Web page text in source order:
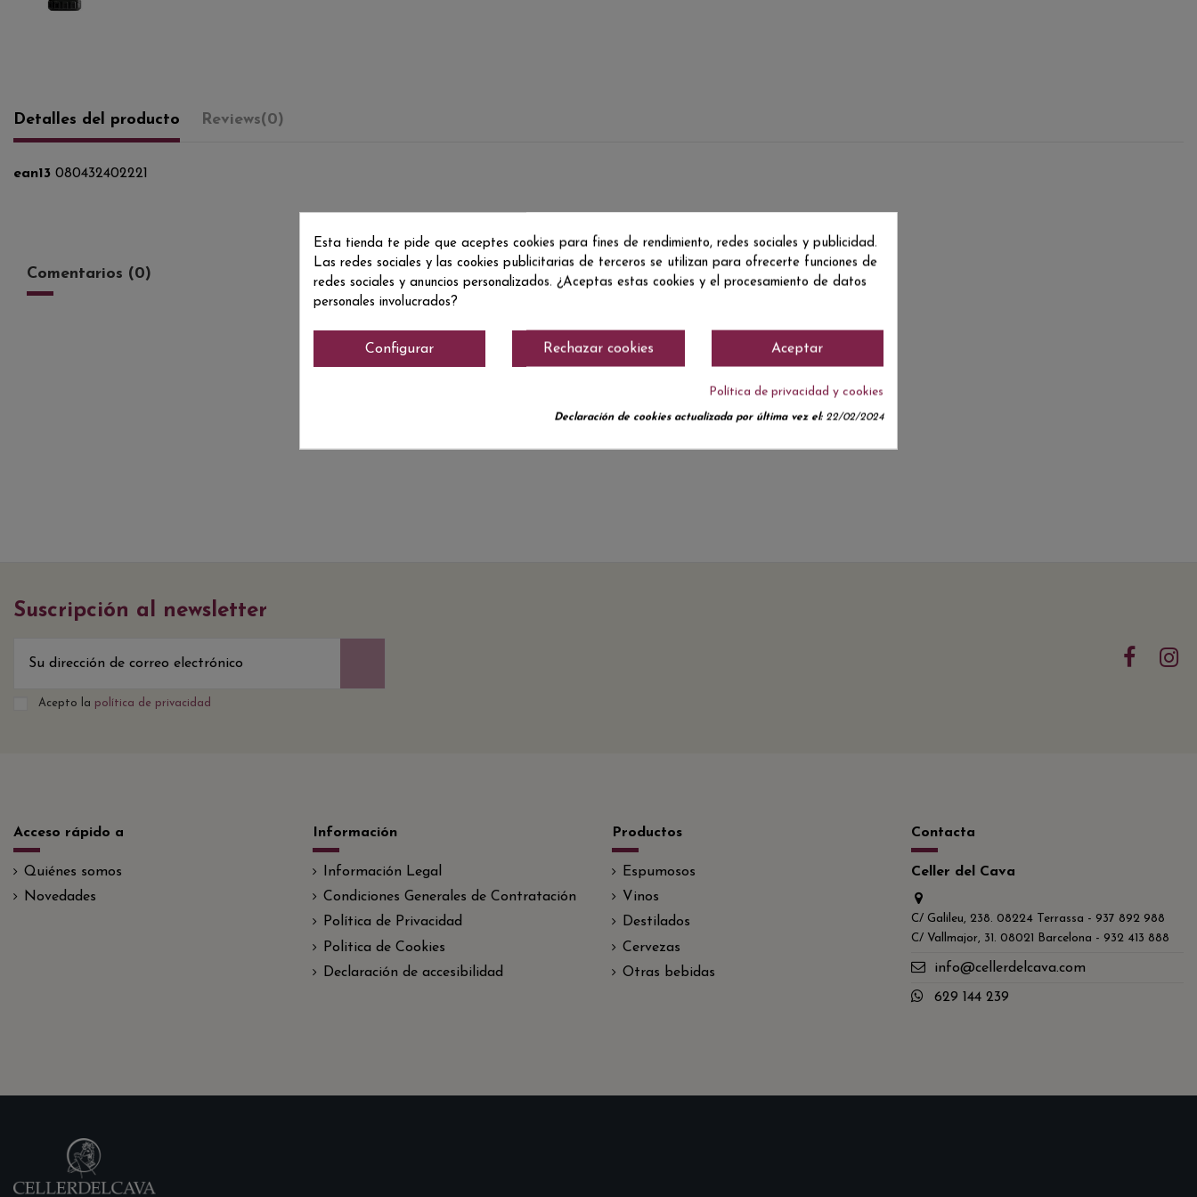
Detalles del producto Reviews(0)
ean13 080432402221
Comentarios (0)
No hay reseñas de clientes en este momento.
Suscripción al newsletter
Acepto la política de privacidad
Acceso rápido a
Quiénes somos
Novedades
Información
Información Legal
Condiciones Generales de Contratación
Política de Privacidad
Politica de Cookies
Declaración de accesibilidad
Productos
Espumosos
Vinos
Destilados
Cervezas
Otras bebidas
Contacta
Celler del Cava
C/ Galileu, 238. 08224 Terrassa - 937 892 988
C/ Vallmajor, 31. 08021 Barcelona - 932 413 888
info@cellerdelcava.com
629 144 239
Esta tienda te pide que aceptes cookies para fines de rendimiento, redes sociales y publicidad.
Las redes sociales y las cookies publicitarias de terceros se utilizan para ofrecerte funciones de
redes sociales y anuncios personalizados. ¿Aceptas estas cookies y el procesamiento de datos
personales involucrados?
Aceptar
Rechazar cookies
Configurar
Política de privacidad y cookies
Declaración de cookies actualizada por última vez el:22/02/2024